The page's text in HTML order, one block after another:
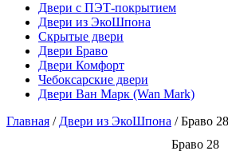
Двери с ПЭТ-покрытием
Двери из ЭкоШпона
Скрытые двери
Двери Браво
Двери Комфорт
Чебоксарские двери
Двери Ван Марк (Wan Mark)
Главная / Двери из ЭкоШпона / Браво 28
Браво 28